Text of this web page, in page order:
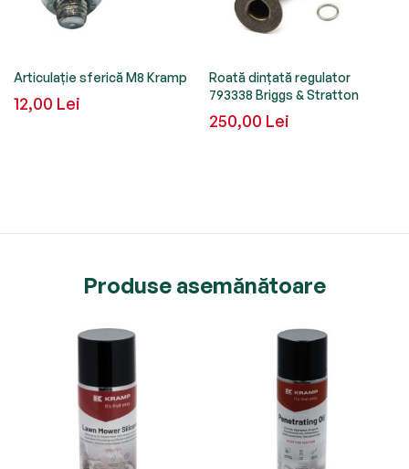
Articulație sferică M8 Kramp
12,00 Lei
Roată dințată regulator
793338 Briggs & Stratton
250,00 Lei
Produse asemănătoare